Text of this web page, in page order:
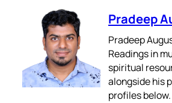
Pradeep
Pradeep
Readings in
spiritual
alongside his
profiles below.